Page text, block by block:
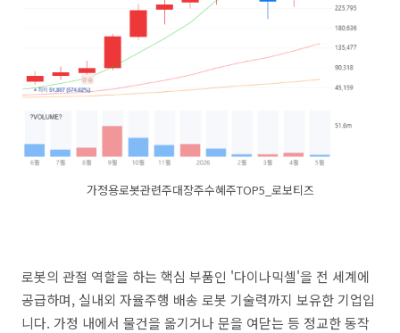
가정용로봇관련주대장주수혜주TOP5_로보티즈
로봇의 관절 역할을 하는 핵심 부품인 '다이나믹셀'을 전 세계에
공급하며, 실내외 자율주행 배송 로봇 기술력까지 보유한 기업입
니다. 가정 내에서 물건을 옮기거나 문을 여닫는 등 정교한 동작